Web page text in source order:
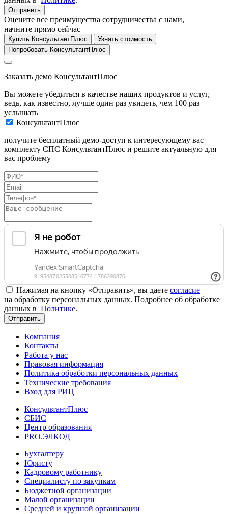
Отправить
Оцените все преимущества сотрудничества с нами,
начните прямо сейчас
Купить КонсультантПлюс
Узнать стоимость
Попробовать КонсультантПлюс
Заказать демо КонсультантПлюс
Вы можете убедиться в качестве наших продуктов и услуг,
ведь, как известно, лучше один раз увидеть, чем 100 раз
услышать
КонсультантПлюс
получите бесплатный демо-доступ к интересующему вас
комплекту СПС КонсультантПлюс и решите актуальную для
вас проблему
Нажимая на кнопку «Отправить», вы даете согласие
на обработку персональных данных. Подробнее об обработке
данных в Политике.
Отправить
Компания
Контакты
Работа у нас
Правовая информация
Политика обработки персональных данных
Технические требования
Вход для РИЦ
КонсультантПлюс
СБИС
Центр образования
PRO.ЭЛКОД
Бухгалтеру
Юристу
Кадровому работнику
Специалисту по закупкам
Бюджетной организации
Малой организации
Средней и крупной организации